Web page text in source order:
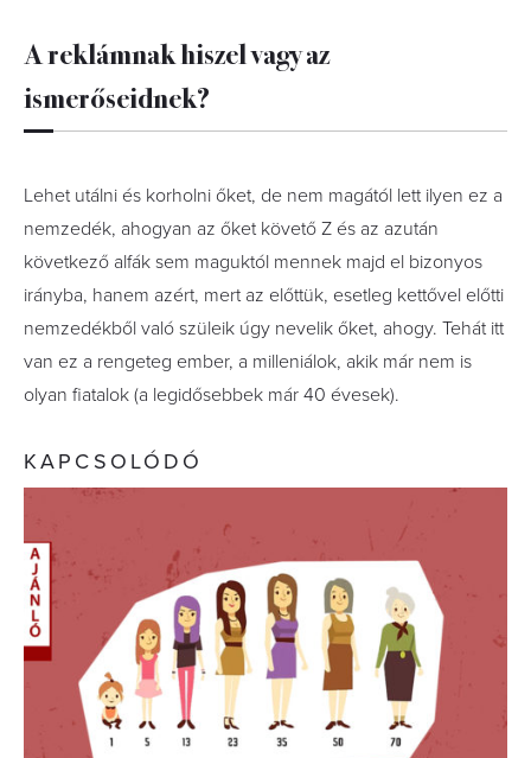
A reklámnak hiszel vagy az
ismerőseidnek?
Lehet utálni és korholni őket, de nem magától lett ilyen ez a
nemzedék, ahogyan az őket követő Z és az azután
következő alfák sem maguktól mennek majd el bizonyos
irányba, hanem azért, mert az előttük, esetleg kettővel előtti
nemzedékből való szüleik úgy nevelik őket, ahogy. Tehát itt
van ez a rengeteg ember, a milleniálok, akik már nem is
olyan fiatalok (a legidősebbek már 40 évesek).
KAPCSOLÓDÓ